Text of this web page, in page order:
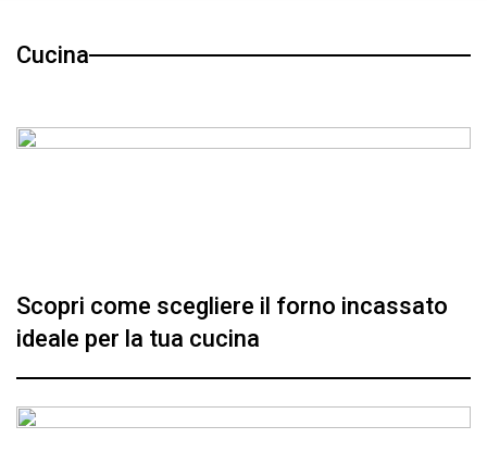
Cucina
Scopri come scegliere il forno incassato
ideale per la tua cucina